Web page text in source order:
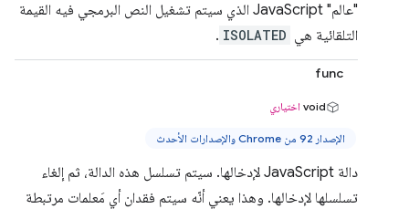
"عالم" JavaScript الذي سيتم تشغيل النص البرمجي فيه القيمة
التلقائية هي ISOLATED
.
func
void اختياري
الإصدار 92 من Chrome والإصدارات الأحدث
دالة JavaScript لإدخالها. سيتم تسلسل هذه الدالة، ثم إلغاء
تسلسلها لإدخالها. وهذا يعني أنّه سيتم فقدان أي مَعلمات مرتبطة